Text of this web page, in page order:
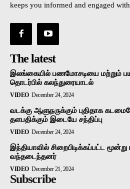
keeps you informed and engaged
The latest
இலங்கையில் பணமோசடியை மற்றும்
தொடர்பில் கலந்துரையாடல்
VIDEO December 24, 2024
வடக்கு ஆளுநருக்கும் புதிதாக
தளபதிக்கும் இடையே சந்திப்பு
VIDEO December 24, 2024
இந்தியாவில் சிறைபிடிக்கப்பட்ட
வந்தடைந்தனர்
VIDEO December 21, 2024
Subscribe